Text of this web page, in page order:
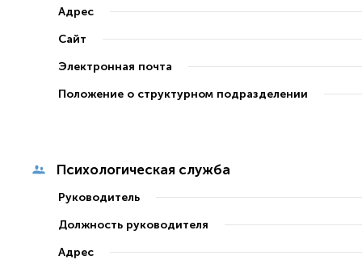
Адрес
Сайт
Электронная почта
Положение о структурном подразделении
Психологическая служба
Руководитель
Должность руководителя
Адрес